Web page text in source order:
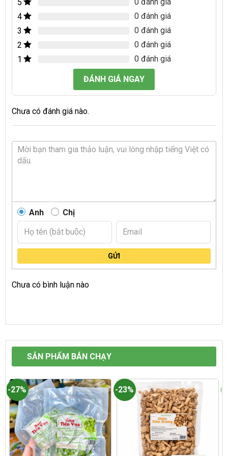
5
4
0 đánh giá
3
0 đánh giá
2
0 đánh giá
1
0 đánh giá
ĐÁNH GIÁ NGAY
Chưa có đánh giá nào.
Anh Chị
GỬI
Chưa có bình luận nào
SẢN PHẨM BÁN CHẠY
-27% -23%